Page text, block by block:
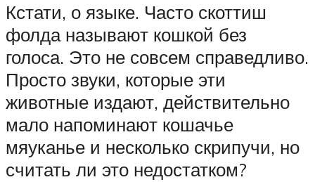
Кстати, о языке. Часто скоттиш
фолда называют кошкой без
голоса. Это не совсем справедливо.
Просто звуки, которые эти
животные издают, действительно
мало напоминают кошачье
мяуканье и несколько скрипучи, но
считать ли это недостатком?